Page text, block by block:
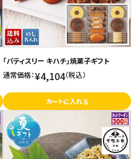
「パティスリー キハチ」焼菓子ギフト
通常価格：¥4,104（税込）
カートに入れる